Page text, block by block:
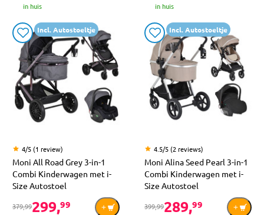
in huis
in huis
Incl. Autostoeltje
4/5 (1 review)
Moni All Road Grey 3-in-1
Combi Kinderwagen met i-
Size Autostoel
379,99299,99
Incl. Autostoeltje
4.5/5 (2 reviews)
Moni Alina Seed Pearl 3-in-1
Combi Kinderwagen met i-
Size Autostoel
399,99289,99